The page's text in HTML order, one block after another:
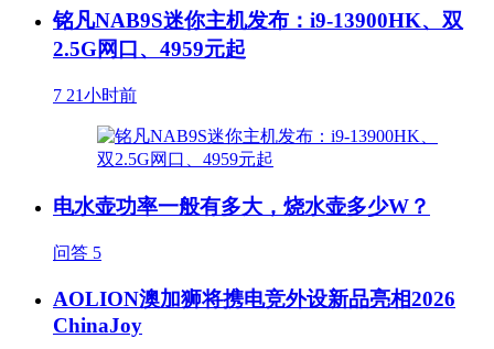
铭凡NAB9S迷你主机发布：i9-13900HK、双
2.5G网口、4959元起
7 21小时前
电水壶功率一般有多大，烧水壶多少W？
问答 5
AOLION澳加狮将携电竞外设新品亮相2026
ChinaJoy